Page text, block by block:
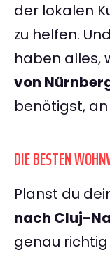
der lokalen
zu helfen.
haben alles,
von
benötigst,
DIE BESTEN
Planst du
nach Cluj-
genau richtig